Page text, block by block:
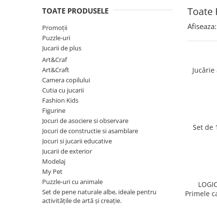
Puzzle-uri progresive
Puzzle-uri stratificate
Instrumente si accesorii pentru
Stampile si tusiere
Lucru manual
Cusut si tricotaj
Lipici si adezivi
Suport pentru decor
Pictura pe numere
Sarma plusata
Seturi de creatie
Tablouri diamonds
pentru copii
Jocuri de societate pentru copii
Jocuri logice pentru copii
Jocuri matematice
Jocuri pentru stimularea
Stimulare auditiva
Stimulare olfactiva si gustativa
Stimulare tactila
Stimulare vizuala
Seturi si jocuri magnetice
Toate
TOATE PRODUSELE
Promoții
Puzzle-uri
Jucarii de plus
Art&Craf
Art&Craft
Camera copilului
Cutia cu jucarii
Fashion Kids
Figurine
Jocuri de asociere si observare
Jocuri de constructie si asamblare
Jocuri si jucarii educative
Jucarii de exterior
Modelaj
My Pet
Puzzle-uri cu animale
Set de pene naturale albe, ideale pentru
activitățile de artă și creație.
Afiseaza:
Set de
Primele